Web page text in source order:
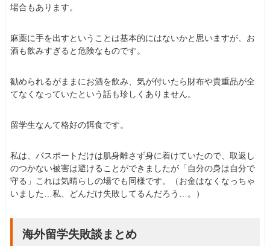
場合もあります。
麻薬に手を出すということは基本的にはないかと思いますが、お
酒も飲みすぎると危険なものです。
勧められるがままにお酒を飲み、気が付いたら財布や貴重品が全
てなくなっていたという話も珍しくありません。
留学生なんて格好の餌食です。
私は、パスポートだけは肌身離さず身に着けていたので、取返し
のつかない被害は避けることができましたが「自分の身は自分で
守る」これは気晴らしの場でも同様です。（お金はなくなっちゃ
いました…私、どんだけ失敗してるんだろう…。）
海外留学失敗談まとめ